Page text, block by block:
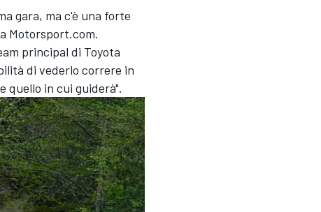
gara, ma c'è una forte
Motorsport.com.
principal di Toyota
di vederlo correre in
quello in cui guiderà".